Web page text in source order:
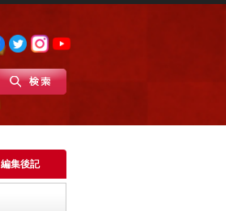
編集後記